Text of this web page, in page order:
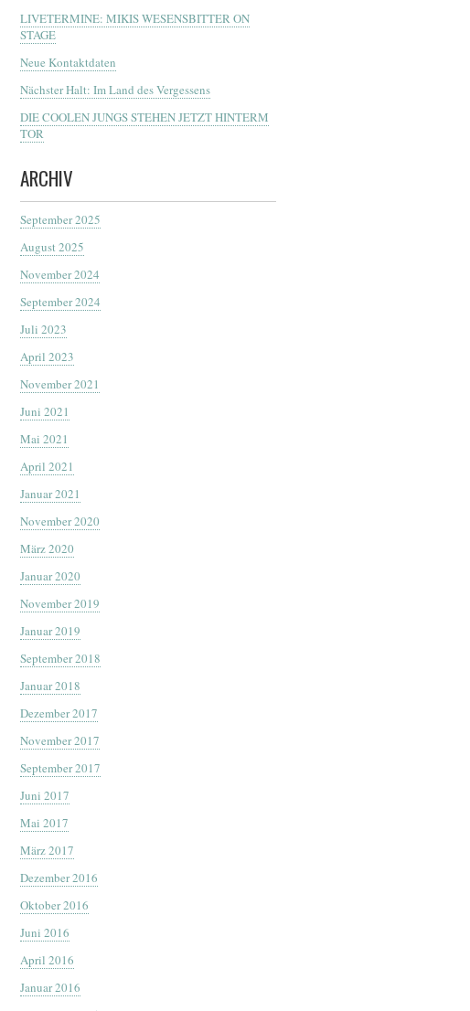
LIVETERMINE: MIKIS WESENSBITTER ON
STAGE
Neue Kontaktdaten
Nächster Halt: Im Land des Vergessens
DIE COOLEN JUNGS STEHEN JETZT HINTERM
TOR
ARCHIV
September 2025
August 2025
November 2024
September 2024
Juli 2023
April 2023
November 2021
Juni 2021
Mai 2021
April 2021
Januar 2021
November 2020
März 2020
Januar 2020
November 2019
Januar 2019
September 2018
Januar 2018
Dezember 2017
November 2017
September 2017
Juni 2017
Mai 2017
März 2017
Dezember 2016
Oktober 2016
Juni 2016
April 2016
Januar 2016